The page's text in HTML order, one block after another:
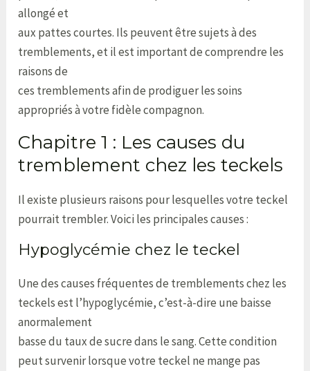
allongé et
aux pattes courtes. Ils peuvent être sujets à des
tremblements, et il est important de comprendre les
raisons de
ces tremblements afin de prodiguer les soins
appropriés à votre fidèle compagnon.
Chapitre 1 : Les causes du
tremblement chez les teckels
Il existe plusieurs raisons pour lesquelles votre teckel
pourrait trembler. Voici les principales causes :
Hypoglycémie chez le teckel
Une des causes fréquentes de tremblements chez les
teckels est l’hypoglycémie, c’est-à-dire une baisse
anormalement
basse du taux de sucre dans le sang. Cette condition
peut survenir lorsque votre teckel ne mange pas